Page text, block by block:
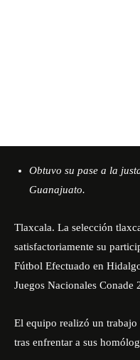
Obtuvo su pase a la
Guanajuato.
Tlaxcala. La selección
satisfactoriamente su
Fútbol Efectuado en
Juegos Nacionales Conade
El equipo realizó un
tras enfrentar a sus